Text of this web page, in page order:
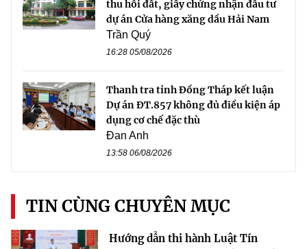
thu hồi đất, giấy chứng nhận đầu tư
dự án Cửa hàng xăng dầu Hải Nam
Trần Quý
16:28 05/08/2026
Thanh tra tỉnh Đồng Tháp kết luận
Dự án ĐT.857 không đủ điều kiện áp
dụng cơ chế đặc thù
Đan Anh
13:58 06/08/2026
TIN CÙNG CHUYÊN MỤC
Hướng dẫn thi hành Luật Tín